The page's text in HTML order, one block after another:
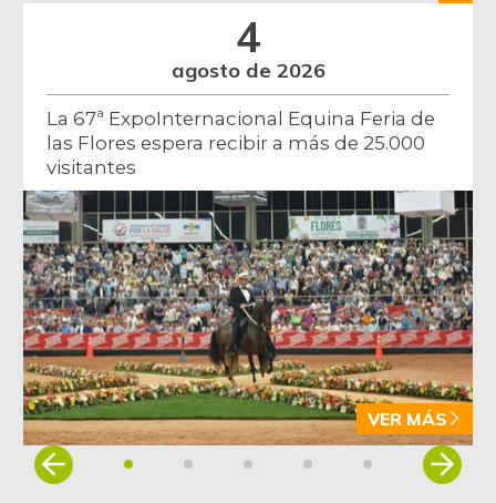
Maracuyá
07/18/2026
$ 4.778,00
+33,95%
Melón
08/01/2026
$ 3.000,00
+3,45%
Mora de castilla
08/01/2026
$ 5.650,00
-8,87%
Naranja común
08/01/2026
$ 1.800,00
-
Panela cuadrada
01/05/2013
$ 1.438,00
-4,13%
Panela cuadrada
4
agosto de 2026
La 67ª ExpoInternacional Equina Feria de
las Flores espera recibir a más de 25.000
visitantes
VER MÁS
Item